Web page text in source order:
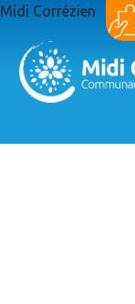
Aller au contenu
Midi Corrézien
Panneau de gestion